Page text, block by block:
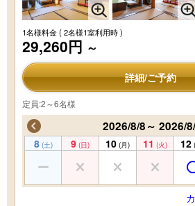
1名様料金( 2名様1室利用時 )
29,260円 ～
詳細/ご予約
定員:2～6名様
2026/8/8～ 2026/
8 (土) 9 (日) 10 (月) 11 (火) 12